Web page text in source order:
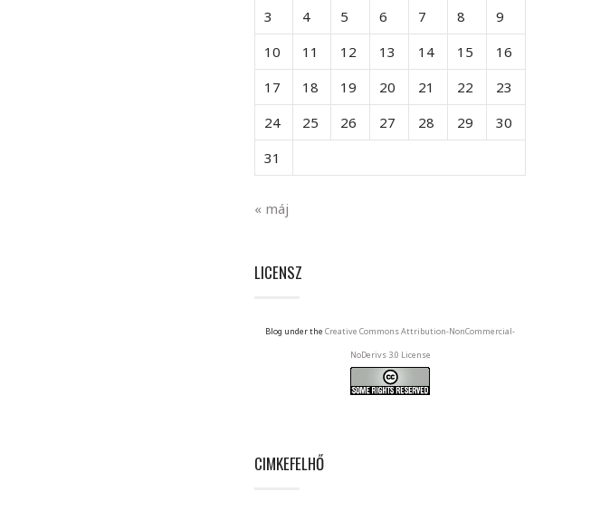
3
4 5 6 7 8
9
10
11 12 13 14 15
16
17
18 19 20 21 22
23
24
25 26 27 28 29
30
31
« máj
LICENSZ
Blog under the Creative Commons Attribution-NonCommercial-
NoDerivs 3.0 License
CIMKEFELHŐ